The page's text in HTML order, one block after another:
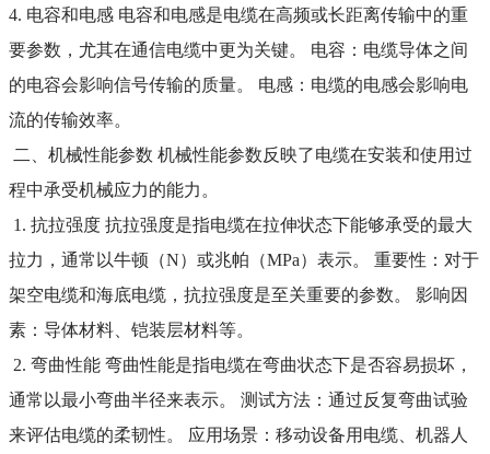
4. 电容和电感 电容和电感是电缆在高频或长距离传输中的重
要参数，尤其在通信电缆中更为关键。 电容：电缆导体之间
的电容会影响信号传输的质量。 电感：电缆的电感会影响电
流的传输效率。
二、机械性能参数 机械性能参数反映了电缆在安装和使用过
程中承受机械应力的能力。
1. 抗拉强度 抗拉强度是指电缆在拉伸状态下能够承受的最大
拉力，通常以牛顿（N）或兆帕（MPa）表示。 重要性：对于
架空电缆和海底电缆，抗拉强度是至关重要的参数。 影响因
素：导体材料、铠装层材料等。
2. 弯曲性能 弯曲性能是指电缆在弯曲状态下是否容易损坏，
通常以最小弯曲半径来表示。 测试方法：通过反复弯曲试验
来评估电缆的柔韧性。 应用场景：移动设备用电缆、机器人